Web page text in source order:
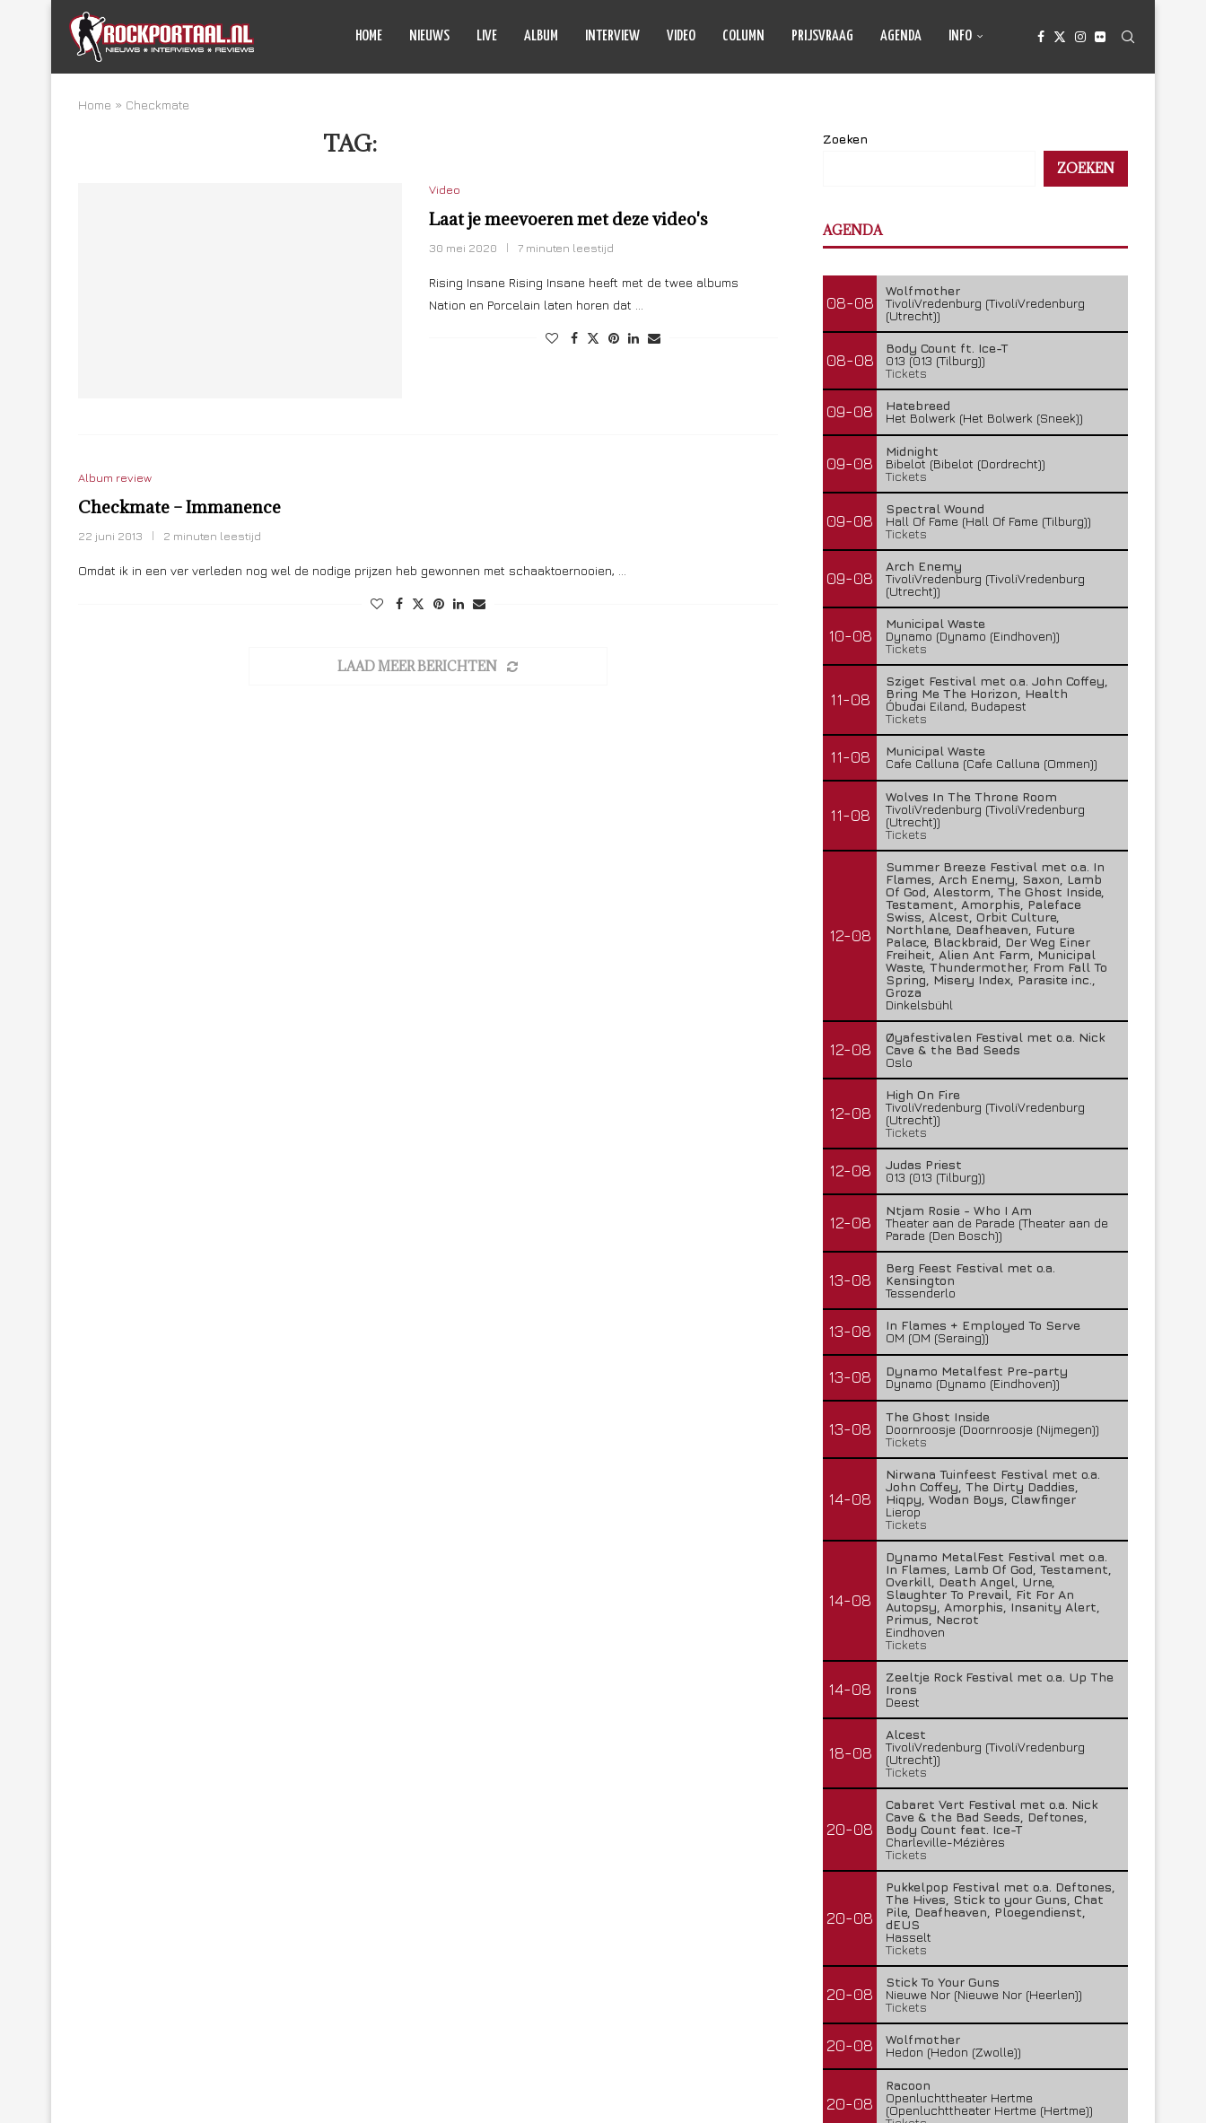
HOME NIEUWS LIVE ALBUM INTERVIEW VIDEO COLUMN PRIJSVRAAG AGENDA INFO
Home » Checkmate
TAG:
Video
Laat je meevoeren met deze video's
30 mei 2020 7 minuten leestijd
Rising Insane Rising Insane heeft met de twee albums
Nation en Porcelain laten horen dat …
Album review
Checkmate – Immanence
22 juni 2013 2 minuten leestijd
Omdat ik in een ver verleden nog wel de nodige prijzen heb gewonnen met schaaktoernooien, …
LAAD MEER BERICHTEN
Zoeken
ZOEKEN
AGENDA
08-08
Wolfmother
TivoliVredenburg (TivoliVredenburg
(Utrecht))
08-08
Body Count ft. Ice-T
013 (013 (Tilburg))
Tickets
09-08
Hatebreed
Het Bolwerk (Het Bolwerk (Sneek))
09-08
Midnight
Bibelot (Bibelot (Dordrecht))
Tickets
09-08
Spectral Wound
Hall Of Fame (Hall Of Fame (Tilburg))
Tickets
09-08
Arch Enemy
TivoliVredenburg (TivoliVredenburg
(Utrecht))
10-08
Municipal Waste
Dynamo (Dynamo (Eindhoven))
Tickets
11-08
Sziget Festival met o.a. John Coffey,
Bring Me The Horizon, Health
Óbudai Eiland, Budapest
Tickets
11-08
Municipal Waste
Cafe Calluna (Cafe Calluna (Ommen))
11-08
Wolves In The Throne Room
TivoliVredenburg (TivoliVredenburg
(Utrecht))
Tickets
12-08
Summer Breeze Festival met o.a. In
Flames, Arch Enemy, Saxon, Lamb
Of God, Alestorm, The Ghost Inside,
Testament, Amorphis, Paleface
Swiss, Alcest, Orbit Culture,
Northlane, Deafheaven, Future
Palace, Blackbraid, Der Weg Einer
Freiheit, Alien Ant Farm, Municipal
Waste, Thundermother, From Fall To
Spring, Misery Index, Parasite inc.,
Groza
Dinkelsbühl
12-08
Øyafestivalen Festival met o.a. Nick
Cave & the Bad Seeds
Oslo
12-08
High On Fire
TivoliVredenburg (TivoliVredenburg
(Utrecht))
Tickets
12-08
Judas Priest
013 (013 (Tilburg))
12-08
Ntjam Rosie - Who I Am
Theater aan de Parade (Theater aan de
Parade (Den Bosch))
13-08
Berg Feest Festival met o.a.
Kensington
Tessenderlo
13-08
In Flames + Employed To Serve
OM (OM (Seraing))
13-08
Dynamo Metalfest Pre-party
Dynamo (Dynamo (Eindhoven))
13-08
The Ghost Inside
Doornroosje (Doornroosje (Nijmegen))
Tickets
14-08
Nirwana Tuinfeest Festival met o.a.
John Coffey, The Dirty Daddies,
Hiqpy, Wodan Boys, Clawfinger
Lierop
Tickets
14-08
Dynamo MetalFest Festival met o.a.
In Flames, Lamb Of God, Testament,
Overkill, Death Angel, Urne,
Slaughter To Prevail, Fit For An
Autopsy, Amorphis, Insanity Alert,
Primus, Necrot
Eindhoven
Tickets
14-08
Zeeltje Rock Festival met o.a. Up The
Irons
Deest
18-08
Alcest
TivoliVredenburg (TivoliVredenburg
(Utrecht))
Tickets
20-08
Cabaret Vert Festival met o.a. Nick
Cave & the Bad Seeds, Deftones,
Body Count feat. Ice-T
Charleville-Mézières
Tickets
20-08
Pukkelpop Festival met o.a. Deftones,
The Hives, Stick to your Guns, Chat
Pile, Deafheaven, Ploegendienst,
dEUS
Hasselt
Tickets
20-08
Stick To Your Guns
Nieuwe Nor (Nieuwe Nor (Heerlen))
Tickets
20-08
Wolfmother
Hedon (Hedon (Zwolle))
20-08
Racoon
Openluchttheater Hertme
(Openluchttheater Hertme (Hertme))